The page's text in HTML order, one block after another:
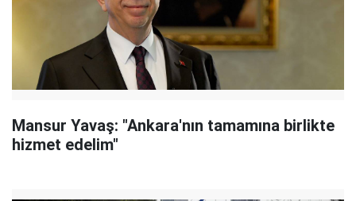
Mansur Yavaş: "Ankara'nın tamamına birlikte
hizmet edelim"